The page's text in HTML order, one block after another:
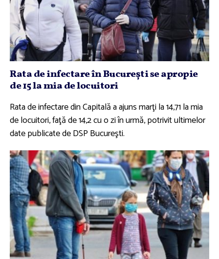
Rata de infectare în Bucureşti se apropie
de 15 la mia de locuitori
Rata de infectare din Capitală a ajuns marţi la 14,71 la mia
de locuitori, faţă de 14,2 cu o zi în urmă, potrivit ultimelor
date publicate de DSP Bucureşti.